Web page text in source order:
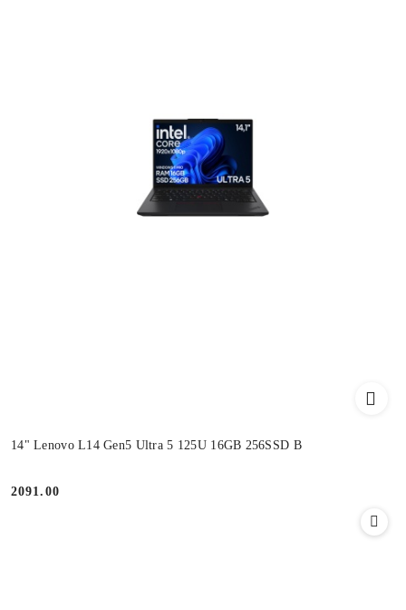
14" Lenovo L14 Gen5 Ultra 5 125U 16GB 256SSD B
Cena:
2091.00